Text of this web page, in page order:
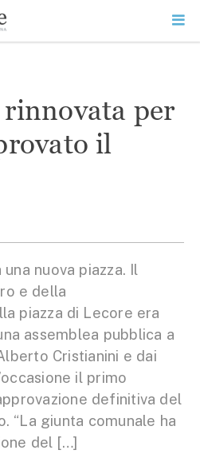
per
il
nuova piazza. Il
e della
piazza di Lecore era
assemblea pubblica a
Cristianini e dai
il primo
definitiva del
“La giunta comunale ha
del […]